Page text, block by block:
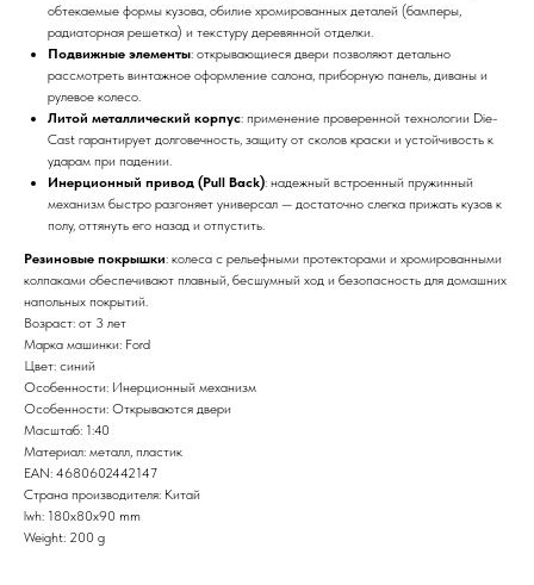
обтекаемые формы кузова, обилие хромированных деталей (бамперы,
радиаторная решетка) и текстуру деревянной отделки.
Подвижные элементы: открывающиеся двери позволяют детально
рассмотреть винтажное оформление салона, приборную панель, диваны и
рулевое колесо.
Литой металлический корпус: применение проверенной технологии Die-
Cast гарантирует долговечность, защиту от сколов краски и устойчивость к
ударам при падении.
Инерционный привод (Pull Back): надежный встроенный пружинный
механизм быстро разгоняет универсал — достаточно слегка прижать кузов к
полу, оттянуть его назад и отпустить.
Резиновые покрышки: колеса с рельефными протекторами и хромированными
колпаками обеспечивают плавный, бесшумный ход и безопасность для домашних
напольных покрытий.
Возраст: от 3 лет
Марка машинки: Ford
Цвет: синий
Особенности: Инерционный механизм
Особенности: Открываются двери
Масштаб: 1:40
Материал: металл, пластик
EAN: 4680602442147
Страна производителя: Китай
lwh: 180x80x90 mm
Weight: 200 g